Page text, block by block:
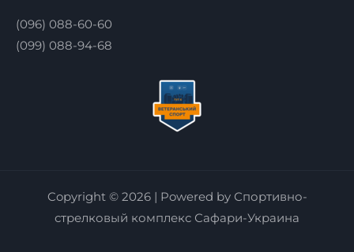
(096) 088-60-60
(099) 088-94-68
Copyright © 2026 | Powered by Спортивно-
стрелковый комплекс Сафари-Украина